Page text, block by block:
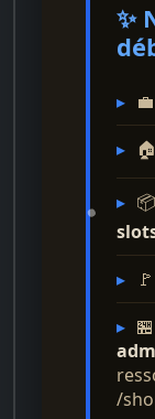
✨
▸ 💼
▸ 🏠
▸
▸
🚩
▸ 🏪
/